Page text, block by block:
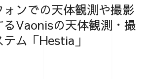
ォンでの天体観測や撮影
るVaonisの天体観測・撮
ム「Hestia」